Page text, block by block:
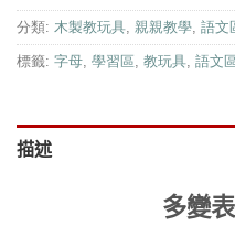
分類: 木製教玩具 親親教學 語文
標籤: 字母 學習區 教玩具 語文
描述
多變